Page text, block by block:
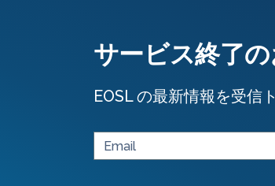
サービス終了
EOSL の最新情報を受信